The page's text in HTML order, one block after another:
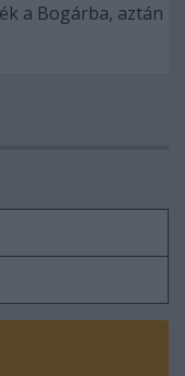
a Bogárba, aztán